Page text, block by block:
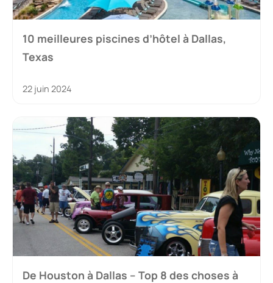
10 meilleures piscines d’hôtel à Dallas,
Texas
22 juin 2024
De Houston à Dallas – Top 8 des choses à